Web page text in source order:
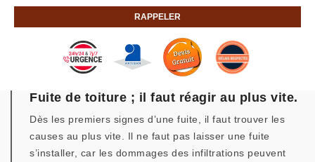
Fuite de toiture ; il faut réagir au plus vite.
Dès les premiers signes d’une fuite, il faut trouver les
causes au plus vite. Il ne faut pas laisser une fuite
s’installer, car les dommages des infiltrations peuvent